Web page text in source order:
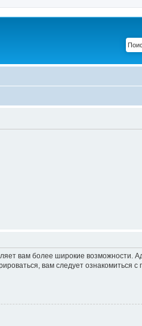
вам более широкие возможности.
вам следует ознакомиться с